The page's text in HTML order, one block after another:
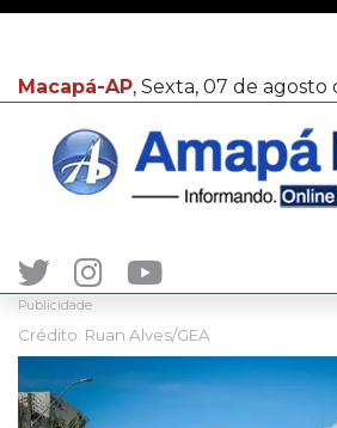
Macapá-AP, Sexta, 07 de agosto
Publicidade
Crédito: Ruan Alves/GEA